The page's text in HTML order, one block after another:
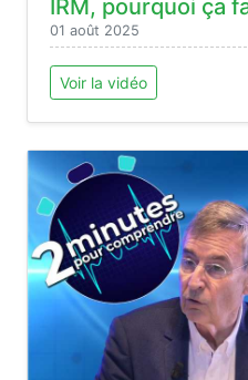
IRM, pourquoi ça
01 août 2025
Voir la vidéo